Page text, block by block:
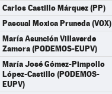
Carlos Castillo Márquez (PP)
Pascual Moxica Pruneda (VOX)
María Asunción Villaverde
Zamora (PODEMOS-EUPV)
María José Gómez-Pimpollo
López-Castillo (PODEMOS-
EUPV)